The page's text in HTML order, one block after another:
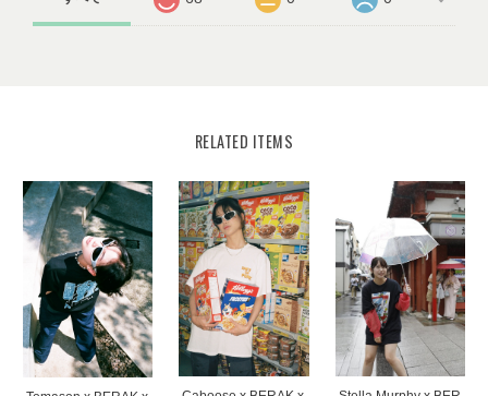
RELATED ITEMS